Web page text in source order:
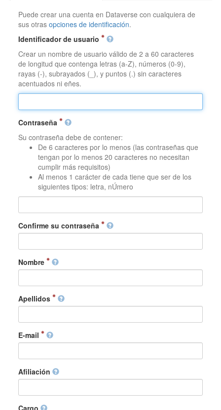
Puede crear una cuenta en Dataverse con cualquiera de
sus otrasopciones de identificación.
Identificador de usuario
Crear un nombre de usuario válido de 2 a 60 caracteres
de longitud que contenga letras (a-Z), números (0-9),
rayas (-), subrayados (_), y puntos (.) sin caracteres
acentuados ni eñes.
Contraseña
Su contraseña debe de contener:
De 6 caracteres por lo menos (las contraseñas que
tengan por lo menos 20 caracteres no necesitan
cumplir más requisitos)
Al menos 1 carácter de cada tiene que ser de los
siguientes tipos: letra, nÚmero
Confirme su contraseña
Nombre
Apellidos
E-mail
Afiliación
Cargo